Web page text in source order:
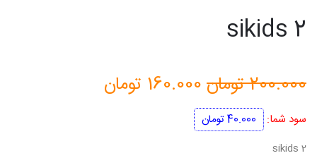
sikids 2
200.000تومانقیمت
اصلی
160.000 تومان
سود شما: 40.000تومان
sikids 2